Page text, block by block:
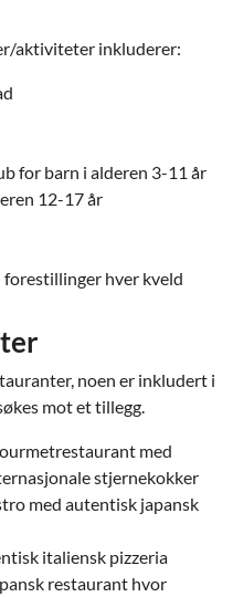
aktiviteter inkluderer:
for barn i alderen 3-11 år
12-17 år
hver kveld
noen er inkludert i
mot et tillegg.
med
stjernekokker
med autentisk japansk
italiensk pizzeria
restaurant hvor